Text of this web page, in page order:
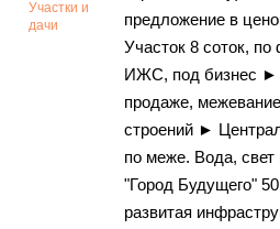
Участки и
дачи
предложение в
Участок 8 соток,
ИЖС, под бизнес ►
продаже,
строений ►
по меже. Вода, свет
"Город Будущего"
развитая